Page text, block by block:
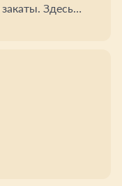
Здесь
насобирать
пляж на первой
водой, шатер
парением в
вениками,
Также глэмпинг
завтрак в